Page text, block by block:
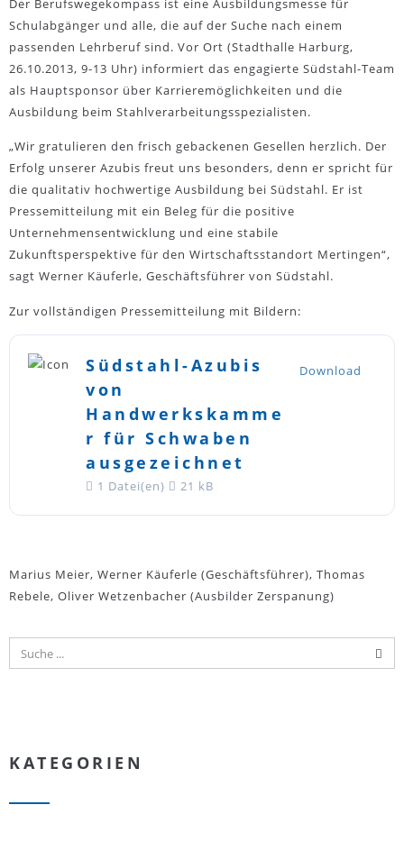
Der Berufswegekompass ist eine Ausbildungsmesse für
Schulabgänger und alle, die auf der Suche nach einem
passenden Lehrberuf sind. Vor Ort (Stadthalle Harburg,
26.10.2013, 9-13 Uhr) informiert das engagierte Südstahl-Team
als Hauptsponsor über Karrieremöglichkeiten und die
Ausbildung beim Stahlverarbeitungsspezialisten.
„Wir gratulieren den frisch gebackenen Gesellen herzlich. Der
Erfolg unserer Azubis freut uns besonders, denn er spricht für
die qualitativ hochwertige Ausbildung bei Südstahl. Er ist
Pressemitteilung mit ein Beleg für die positive
Unternehmensentwicklung und eine stabile
Zukunftsperspektive für den Wirtschaftsstandort Mertingen“,
sagt Werner Käuferle, Geschäftsführer von Südstahl.
Zur vollständigen Pressemitteilung mit Bildern:
Südstahl-Azubis
von
Handwerkskamme
r für Schwaben
ausgezeichnet
1 Datei(en) 21 kB
Download
Marius Meier, Werner Käuferle (Geschäftsführer), Thomas
Rebele, Oliver Wetzenbacher (Ausbilder Zerspanung)
KATEGORIEN